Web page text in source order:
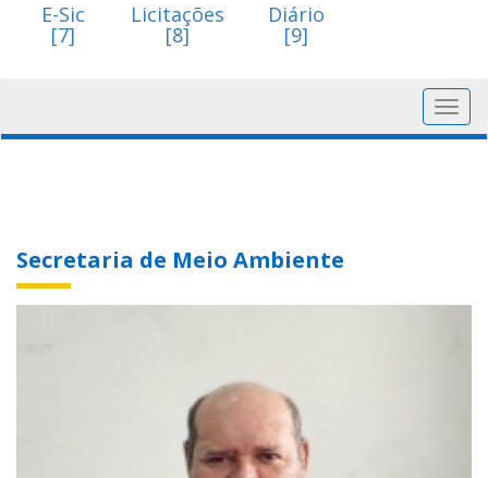
E-Sic
[7]
Licitações
[8]
Diário
[9]
Secretaria de Meio Ambiente